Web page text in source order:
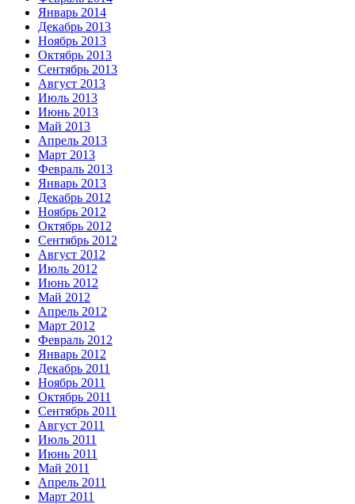
Январь 2014
Декабрь 2013
Ноябрь 2013
Октябрь 2013
Сентябрь 2013
Август 2013
Июль 2013
Июнь 2013
Май 2013
Апрель 2013
Март 2013
Февраль 2013
Январь 2013
Декабрь 2012
Ноябрь 2012
Октябрь 2012
Сентябрь 2012
Август 2012
Июль 2012
Июнь 2012
Май 2012
Апрель 2012
Март 2012
Февраль 2012
Январь 2012
Декабрь 2011
Ноябрь 2011
Октябрь 2011
Сентябрь 2011
Август 2011
Июль 2011
Июнь 2011
Май 2011
Апрель 2011
Март 2011